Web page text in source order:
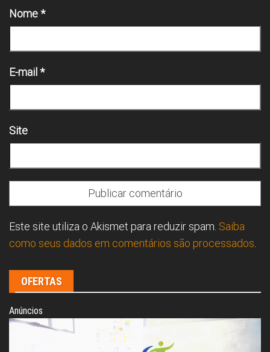
Nome*
E-mail*
Site
Este site utiliza o Akismet para reduzir spam. Saiba
como seus dados em comentários são processados
OFERTAS
Anúncios